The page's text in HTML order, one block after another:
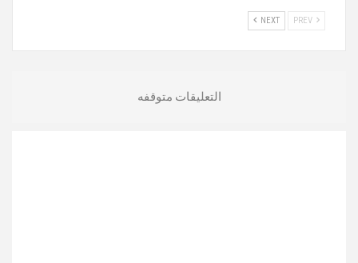
NEXT
التعليقات متوقفه